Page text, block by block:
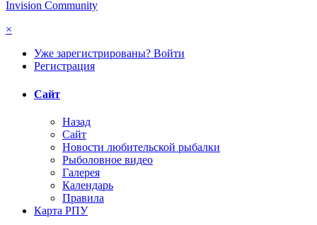
Invision Community
×
Уже зарегистрированы? Войти
Регистрация
Сайт
Назад
Сайт
Новости любительской рыбалки
Рыболовное видео
Галерея
Календарь
Правила
Карта РПУ